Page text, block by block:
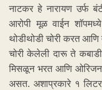
नाटकर हे नारायण उर्फ
आरोपी मूळ वाईन शॉपमध्ये
थोडीथोडी चोरी करत आणि
चोरी केलेली दारू ते
मिसळून भरत आणि
असत. अशाप्रकारे १